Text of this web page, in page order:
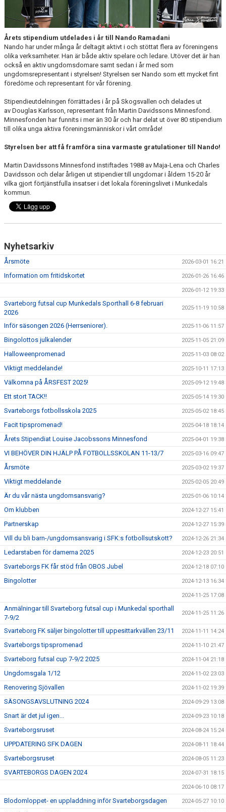
SPONSORHUSET
GRÄSROTEN
Årets stipendium utdelades i år till Nando Ramadani
Nando har under många år deltagit aktivt i och stöttat flera av föreningens
olika verksamheter. Han är både aktiv spelare och ledare. Utöver det är han
också en aktiv ungdomsdomare samt sedan i år med som
ungdomsrepresentant i styrelsen! Styrelsen ser Nando som ett mycket fint
föredöme och representant för vår förening.
Stipendieutdelningen förrättades i år på Skogsvallen och delades ut
av Douglas Karlsson, representant från Martin Davidssons Minnesfond.
Minnesfonden har funnits i mer än 30 år och har delat ut över 80 stipendium
till olika unga aktiva föreningsmänniskor i vårt område!
Styrelsen ber att få framföra sina varmaste gratulationer till Nando!
Martin Davidssons Minnesfond instiftades 1988 av Maja-Lena och Charles
Davidsson och delar årligen ut stipendier till ungdomar i åldern 15-20 år
vilka gjort förtjänstfulla insatser i det lokala föreningslivet i Munkedals
kommun.
Nyhetsarkiv
Årsmöte 2026-03-01 16:21
Information om fritidskortet 2026-01-26 16:46
2026-01-12 19:33
Svarteborg futsal cup Munkedals Sporthall 6-8 februari
2026
2025-11-19 10:58
Inför säsongen 2026 (Herrseniorer). 2025-11-06 11:57
Bingolottos julkalender 2025-11-05 21:09
Halloweenpromenad 2025-11-03 08:02
Viktigt meddelande! 2025-10-11 17:13
Välkomna på ÅRSFEST 2025! 2025-09-12 19:48
Ett stort TACK!! 2025-05-14 19:30
Svarteborgs fotbollsskola 2025 2025-05-02 18:45
Facit tipspromenad! 2025-04-18 18:14
Årets Stipendiat Louise Jacobssons Minnesfond 2025-04-01 19:38
VI BEHÖVER DIN HJÄLP PÅ FOTBOLLSSKOLAN 11-13/7 2025-03-16 09:47
Årsmöte 2025-03-02 19:37
Viktigt meddelande 2025-02-05 20:49
Är du vår nästa ungdomsansvarig? 2025-01-06 10:14
Om klubben 2024-12-27 15:41
Partnerskap 2024-12-27 15:39
Vill du bli barn-/ungdomsansvarig i SFK:s fotbollsutskott? 2024-12-26 21:34
Ledarstaben för damerna 2025 2024-12-23 20:51
Svarteborgs FK får stöd från OBOS Jubel 2024-12-18 07:10
Bingolotter 2024-12-13 16:34
2024-11-25 17:08
Anmälningar till Svarteborg futsal cup i Munkedal sporthall
7-9/2
2024-11-25 11:26
Svarteborg FK säljer bingolotter till uppesittarkvällen 23/11 2024-11-11 14:24
Svarteborgs tipspromenad 2024-11-10 21:47
Svarteborg futsal cup 7-9/2 2025 2024-11-04 21:18
Ungdomsgala 1/12 2024-11-02 23:03
Renovering Sjövallen 2024-11-02 19:39
SÄSONGSAVSLUTNING 2024 2024-09-29 13:08
Snart är det jul igen... 2024-09-23 10:18
Svarteborgsruset 2024-08-24 15:24
UPPDATERING SFK DAGEN 2024-08-11 18:44
Svarteborgsruset 2024-08-05 11:23
SVARTEBORGS DAGEN 2024 2024-07-31 18:15
2024-06-10 08:17
Blodomloppet- en uppladdning inför Svarteborgsdagen 2024-05-27 10:10